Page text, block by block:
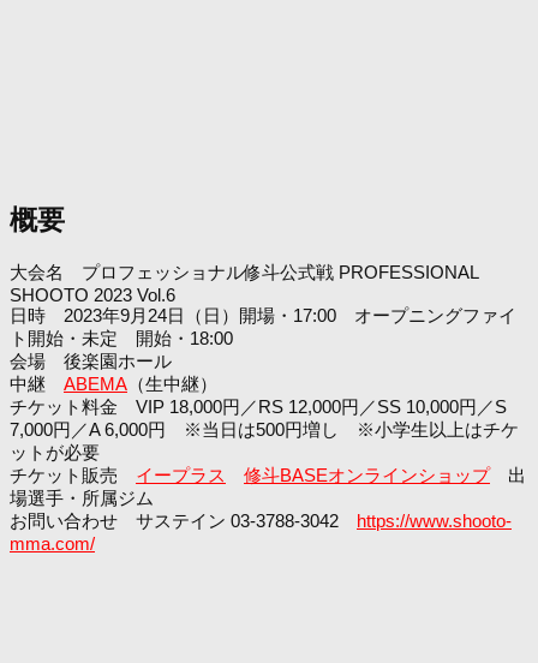
概要
大会名 プロフェッショナル修斗公式戦 PROFESSIONAL
SHOOTO 2023 Vol.6
日時 2023年9月24日（日）開場・17:00 オープニングファイ
ト開始・未定 開始・18:00
会場 後楽園ホール
中継 ABEMA （生中継）
チケット料金 VIP 18,000円／RS 12,000円／SS 10,000円／S
7,000円／A 6,000円 ※当日は500円増し ※小学生以上はチケ
ットが必要
チケット販売 イープラス 修斗BASEオンラインショップ出
場選手・所属ジム
お問い合わせ サステイン 03-3788-3042 https://www.shooto-
mma.com/